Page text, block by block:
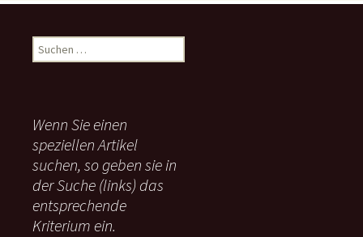
u
n
n
a
c
:
Wenn Sie einen
speziellen Artikel
suchen, so geben sie in
der Suche (links) das
entsprechende
Kriterium ein.